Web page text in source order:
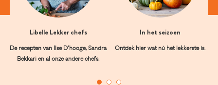
Libelle Lekker chefs
De recepten van Ilse D’hooge, Sandra
Bekkari en al onze andere chefs.
In het seizoen
Ontdek hier wat nú het lekkerste is.